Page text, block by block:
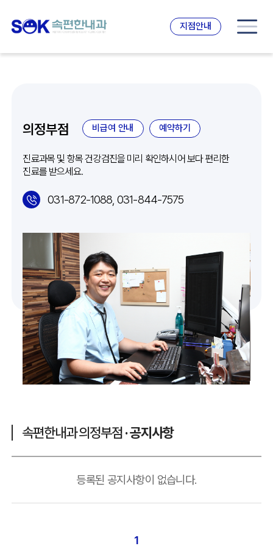
지점안내
의정부점 비급여 안내 예약하기
진료과목 및 항목 건강검진을 미리 확인하시어 보다 편리한
진료를 받으세요.
031-872-1088, 031-844-7575
속편한내과 의정부점 · 공지사항
등록된 공지사항이 없습니다.
1